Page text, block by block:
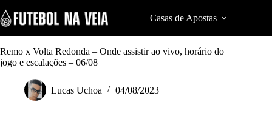
k
i
p
t
o
c
Casas de Apostas
Remo x Volta Redonda – Onde assistir ao vivo, horário do
jogo e escalações – 06/08
Lucas Uchoa 04/08/2023